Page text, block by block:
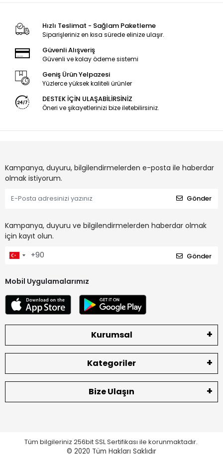
Hızlı Teslimat - Sağlam Paketleme
Siparişleriniz en kısa sürede elinize ulaşır.
Güvenli Alışveriş
Güvenli ve kolay ödeme sistemi
Geniş Ürün Yelpazesi
Yüzlerce yüksek kaliteli ürünler
DESTEK İÇİN ULAŞABİLİRSİNİZ
Öneri ve şikayetlerinizi bize iletebilirsiniz.
Kampanya, duyuru, bilgilendirmelerden e-posta ile haberdar
olmak istiyorum.
Gönder
Kampanya, duyuru ve bilgilendirmelerden haberdar olmak
için kayıt olun.
Gönder
Mobil Uygulamalarımız
Kurumsal
Kategoriler
Bize Ulaşın
Tüm bilgileriniz 256bit SSL Sertifikası ile korunmaktadır.
© 2020 Tüm Hakları Saklıdır